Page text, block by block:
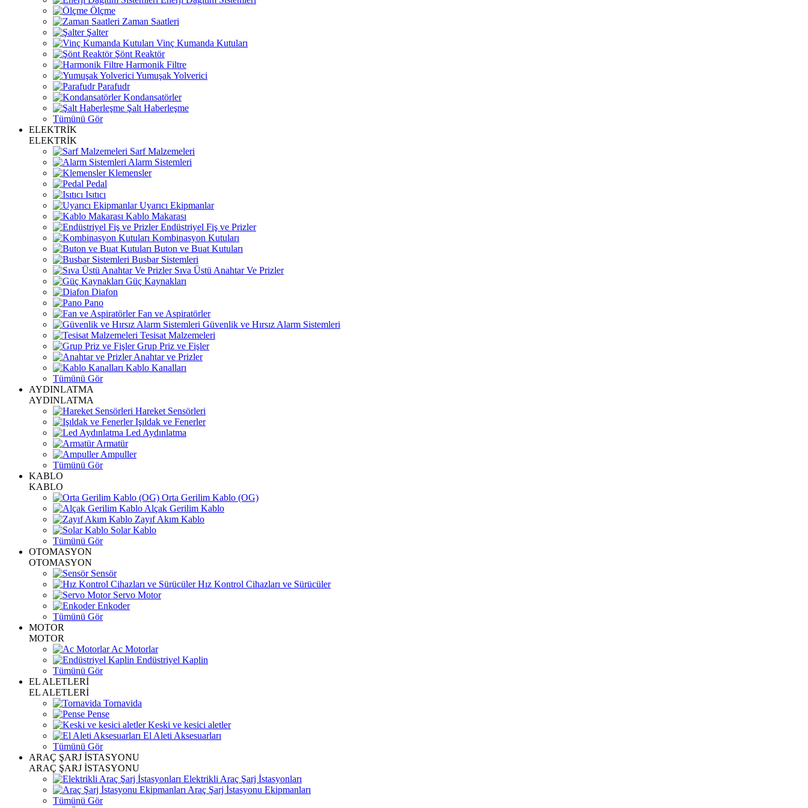
Ölçme
Zaman Saatleri
Şalter
Vinç Kumanda Kutuları
Şönt Reaktör
Harmonik Filtre
Yumuşak Yolverici
Parafudr
Kondansatörler
Şalt Haberleşme
Tümünü Gör
ELEKTRİK
ELEKTRİK
Sarf Malzemeleri
Alarm Sistemleri
Klemensler
Pedal
Isıtıcı
Uyarıcı Ekipmanlar
Kablo Makarası
Endüstriyel Fiş ve Prizler
Kombinasyon Kutuları
Buton ve Buat Kutuları
Busbar Sistemleri
Sıva Üstü Anahtar Ve Prizler
Güç Kaynakları
Diafon
Pano
Fan ve Aspiratörler
Güvenlik ve Hırsız Alarm Sistemleri
Tesisat Malzemeleri
Grup Priz ve Fişler
Anahtar ve Prizler
Kablo Kanalları
Tümünü Gör
AYDINLATMA
AYDINLATMA
Hareket Sensörleri
Işıldak ve Fenerler
Led Aydınlatma
Armatür
Ampuller
Tümünü Gör
KABLO
KABLO
Orta Gerilim Kablo (OG)
Alçak Gerilim Kablo
Zayıf Akım Kablo
Solar Kablo
Tümünü Gör
OTOMASYON
OTOMASYON
Sensör
Hız Kontrol Cihazları ve Sürücüler
Servo Motor
Enkoder
Tümünü Gör
MOTOR
MOTOR
Ac Motorlar
Endüstriyel Kaplin
Tümünü Gör
EL ALETLERİ
EL ALETLERİ
Tornavida
Pense
Keski ve kesici aletler
El Aleti Aksesuarları
Tümünü Gör
ARAÇ ŞARJ İSTASYONU
ARAÇ ŞARJ İSTASYONU
Elektrikli Araç Şarj İstasyonları
Araç Şarj İstasyonu Ekipmanları
Tümünü Gör